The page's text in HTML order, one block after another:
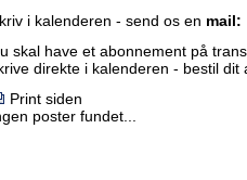
i kalenderen - send os en mail:
skal have et abonnement på
direkte i kalenderen - bestil dit
Print siden
poster fundet...